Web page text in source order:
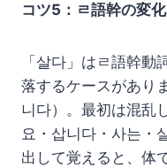
コツ5：ㄹ語幹の変
「살다」はㄹ語幹
落するケースがあり
니다）。最初は混乱
요・삽니다・사는・
出して覚えると、体